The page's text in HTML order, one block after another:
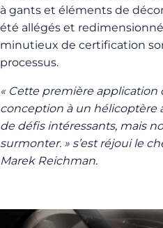
à gants et éléments de
été allégés et
minutieux de certification
processus.
« Cette première application
conception à un hélicoptère
de défis intéressants, mais
surmonter. » s’est réjoui le
Marek Reichman.